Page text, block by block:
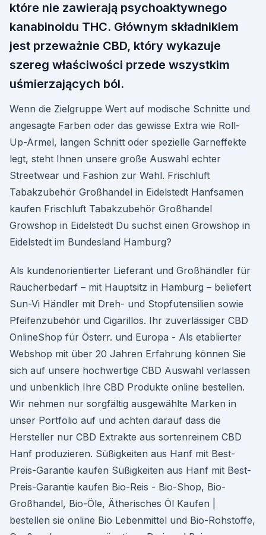
które nie zawierają psychoaktywnego
kanabinoidu THC. Głównym składnikiem
jest przeważnie CBD, który wykazuje
szereg właściwości przede wszystkim
uśmierzających ból.
Wenn die Zielgruppe Wert auf modische Schnitte und
angesagte Farben oder das gewisse Extra wie Roll-
Up-Ärmel, langen Schnitt oder spezielle Garneffekte
legt, steht Ihnen unsere große Auswahl echter
Streetwear und Fashion zur Wahl. Frischluft
Tabakzubehör Großhandel in Eidelstedt Hanfsamen
kaufen Frischluft Tabakzubehör Großhandel
Growshop in Eidelstedt Du suchst einen Growshop in
Eidelstedt im Bundesland Hamburg?
Als kundenorientierter Lieferant und Großhändler für
Raucherbedarf – mit Hauptsitz in Hamburg – beliefert
Sun-Vi Händler mit Dreh- und Stopfutensilien sowie
Pfeifenzubehör und Cigarillos. Ihr zuverlässiger CBD
OnlineShop für Österr. und Europa - Als etablierter
Webshop mit über 20 Jahren Erfahrung können Sie
sich auf unsere hochwertige CBD Auswahl verlassen
und unbenklich Ihre CBD Produkte online bestellen.
Wir nehmen nur sorgfältig ausgewählte Marken in
unser Portfolio auf und achten darauf dass die
Hersteller nur CBD Extrakte aus sortenreinem CBD
Hanf produzieren. Süßigkeiten aus Hanf mit Best-
Preis-Garantie kaufen Süßigkeiten aus Hanf mit Best-
Preis-Garantie kaufen Bio-Reis - Bio-Shop, Bio-
Großhandel, Bio-Öle, Ätherisches Öl Kaufen |
bestellen sie online Bio Lebenmittel und Bio-Rohstoffe,